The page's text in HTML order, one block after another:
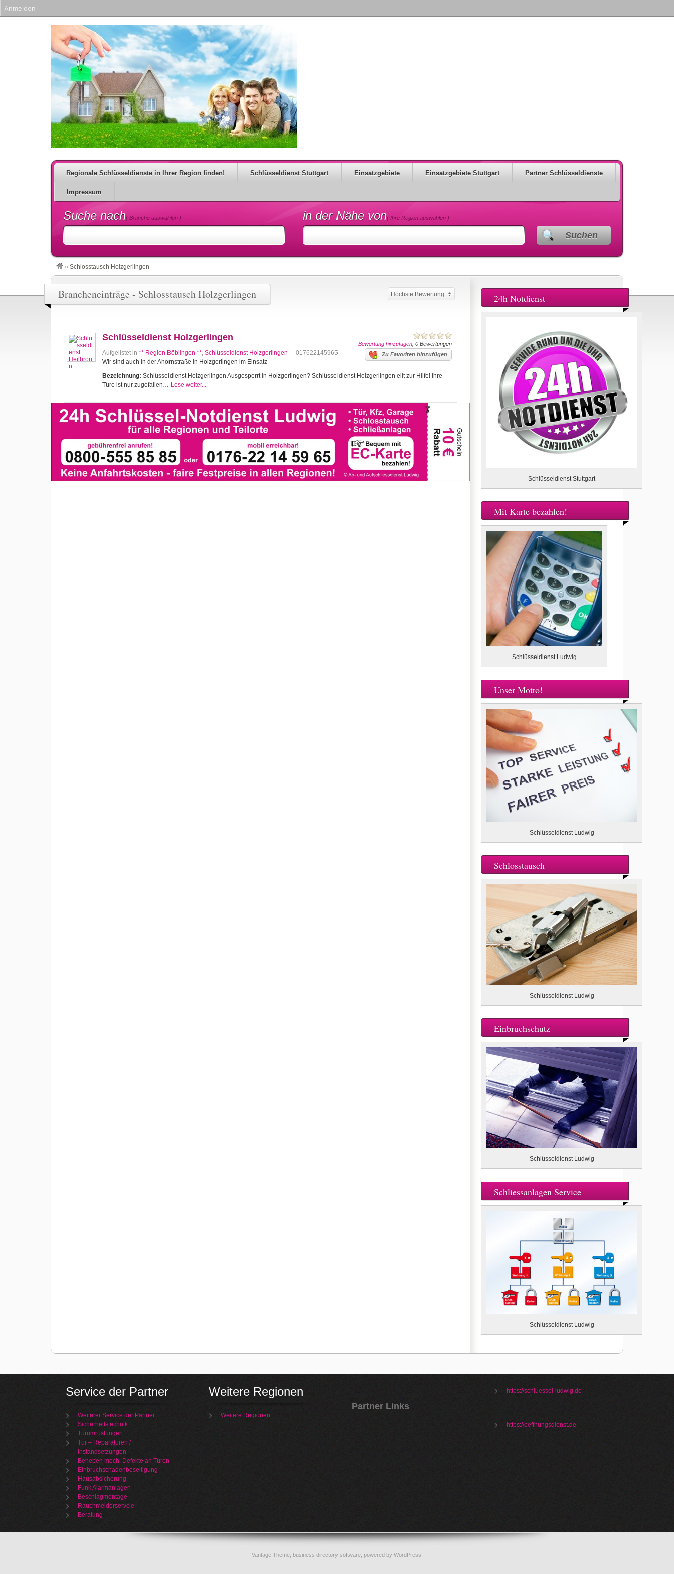
Regionale Schlüsseldienste in Ihrer Region finden! Schlüsseldienst Stuttgart Einsatzgebiete Einsatzgebiete Stuttgart Partner Schlüsseldienste
Impressum
Suche nach( Branche auswählen ) in der Nähe von( Ihre Region auswählen )
Suchen
» Schlosstausch Holzgerlingen
Brancheneinträge - Schlosstausch Holzgerlingen Höchste Bewertung
Bewertung hinzufügen , 0 Bewertungen
Schlüsseldienst Holzgerlingen
Aufgelistet in ** Region Böblingen **, Schlüsseldienst Holzgerlingen Zu Favoriten hinzufügen
017622145965
Wir sind auch in der Ahornstraße in Holzgerlingen im Einsatz
Bezeichnung: Schlüsseldienst Holzgerlingen Ausgesperrt in Holzgerlingen? Schlüsseldienst Holzgerlingen eilt zur Hilfe! Ihre
Türe ist nur zugefallen… Lese weiter...
24h Notdienst
Schlüsseldienst Stuttgart
Mit Karte bezahlen!
Schlüsseldienst Ludwig
Unser Motto!
Schlüsseldienst Ludwig
Schlosstausch
Schlüsseldienst Ludwig
Einbruchschutz
Schlüsseldienst Ludwig
Schliessanlagen Service
Schlüsseldienst Ludwig
Service der Partner
Weiterer Service der Partner
Sicherheitstechnik
Türumrüstungen
Tür – Reparaturen /
Instandsetzungen
Beheben mech. Defekte an Türen
Einbruchschadenbeseitigung
Hausabsicherung
Funk Alarmanlagen
Beschlagmontage
Rauchmelderservcie
Beratung
Weitere Regionen
Weitere Regionen
Partner Links
https://schluessel-ludwig.de
https://oeffnungsdienst.de
Vantage Theme, business directory software, powered by WordPress
Anmelden